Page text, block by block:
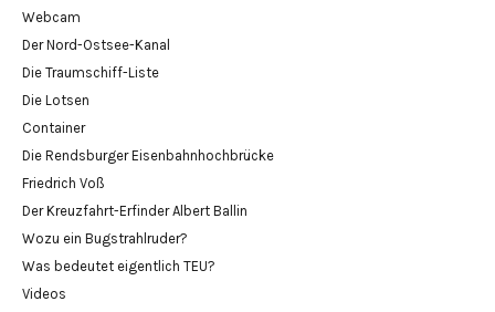
Webcam
Der Nord-Ostsee-Kanal
Die Traumschiff-Liste
Die Lotsen
Container
Die Rendsburger Eisenbahnhochbrücke
Friedrich Voß
Der Kreuzfahrt-Erfinder Albert Ballin
Wozu ein Bugstrahlruder?
Was bedeutet eigentlich TEU?
Videos